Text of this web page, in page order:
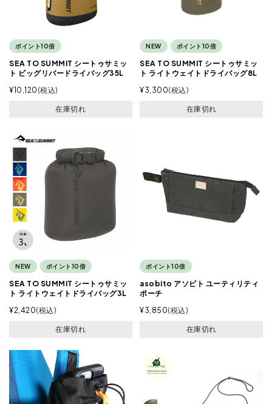
ポイント10倍
SEA TO SUMMIT シートゥサミッ
ト ビッグリバードライバッグ35L
¥10,120 税込
在庫切れ
NEW ポイント10倍
SEA TO SUMMIT シートゥサミッ
ト ライトウェイトドライバッグ8L
¥3,300 税込
在庫切れ
NEW ポイント10倍
SEA TO SUMMIT シートゥサミッ
ト ライトウェイトドライバッグ3L
¥2,420 税込
在庫切れ
ポイント10倍
asobito アソビト ユーティリティ
ポーチ
¥3,850 税込
在庫切れ